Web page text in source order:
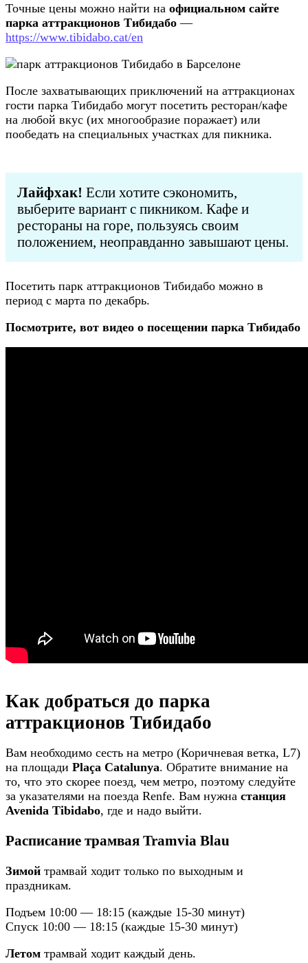
Точные цены можно найти на официальном сайте
парка аттракционов Тибидабо —
https://www.tibidabo.cat/en
После захватывающих приключений на аттракционах
гости парка Тибидабо могут посетить ресторан/кафе
на любой вкус (их многообразие поражает) или
пообедать на специальных участках для пикника.
Лайфхак! Если хотите сэкономить,
выберите вариант с пикником. Кафе и
рестораны на горе, пользуясь своим
положением, неоправданно завышают цены.
Посетить парк аттракционов Тибидабо можно в
период с марта по декабрь.
Посмотрите, вот видео о посещении парка Тибидабо
Как добраться до парка
аттракционов Тибидабо
Вам необходимо сесть на метро (Коричневая ветка, L7)
на площади Plaça Catalunya. Обратите внимание на
то, что это скорее поезд, чем метро, поэтому следуйте
за указателями на поезда Renfe. Вам нужна станция
Avenida Tibidabo, где и надо выйти.
Расписание трамвая Tramvia Blau
Зимой трамвай ходит только по выходным и
праздникам.
Подъем 10:00 — 18:15 (каждые 15-30 минут)
Спуск 10:00 — 18:15 (каждые 15-30 минут)
Летом трамвай ходит каждый день.